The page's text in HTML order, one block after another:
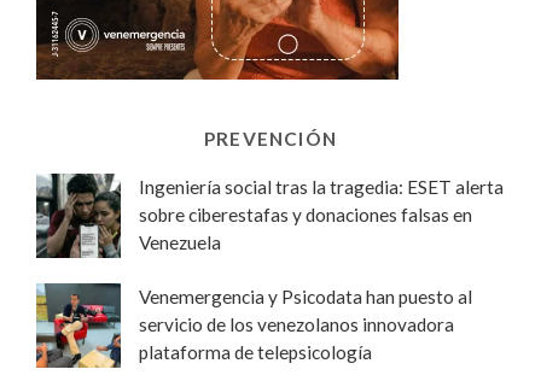
PREVENCIÓN
Ingeniería social tras la tragedia: ESET alerta
sobre ciberestafas y donaciones falsas en
Venezuela
Venemergencia y Psicodata han puesto al
servicio de los venezolanos innovadora
plataforma de telepsicología